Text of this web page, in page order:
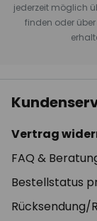
jederzeit möglich
finden oder
Vertrag
FAQ &
Bestellstatus
Rücksendung/